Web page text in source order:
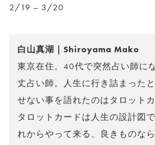
2/19 – 3/20
白山真湖｜Shiroyama Mako
東京在住。40代で突然占い師に
丈占い師。人生に行き詰まった
せない事を語れたのはタロットカ
タロットカードは人生の設計図
れからやって来る、良きものなら